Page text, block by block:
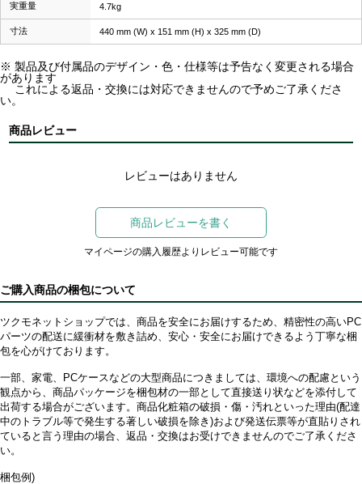
実重量 4.7kg
寸法 440 mm (W) x 151 mm (H) x 325 mm (D)
※ 製品及び付属品のデザイン・色・仕様等は予告なく変更される場合
があります
これによる返品・交換には対応できませんので予めご了承くださ
い。
商品レビュー
レビューはありません
商品レビューを書く
マイページの購入履歴よりレビュー可能です
ご購入商品の梱包について
ツクモネットショップでは、商品を安全にお届けするため、精密性の高いPC
パーツの配送に緩衝材を敷き詰め、安心・安全にお届けできるよう丁寧な梱
包を心がけております。
一部、家電、PCケースなどの大型商品につきましては、環境への配慮という
観点から、商品パッケージを梱包材の一部として直接送り状などを添付して
出荷する場合がございます。商品化粧箱の破損・傷・汚れといった理由(配達
中のトラブル等で発生する著しい破損を除き)および発送伝票等が直貼りされ
ていると言う理由の場合、返品・交換はお受けできませんのでご了承くださ
い。
梱包例)